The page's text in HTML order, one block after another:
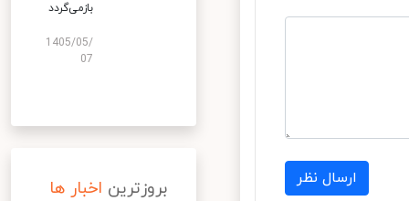
ارسال نظر
بازمی‌گردد
1405/05/
07
بروزترین اخبار ها